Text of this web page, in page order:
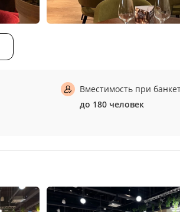
Вместимость при
до 180 человек